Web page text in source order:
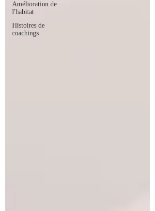
Amélioration de
l'habitat
Histoires de
coachings